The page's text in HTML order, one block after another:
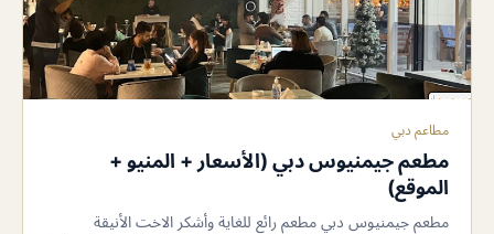
مطاعم دبي
مطعم جيمنيوس دبي (الأسعار + المنيو +
الموقع)
مطعم جيمنيوس دبي مطعم رائع للغاية وأشكر الاخت الأنيقة